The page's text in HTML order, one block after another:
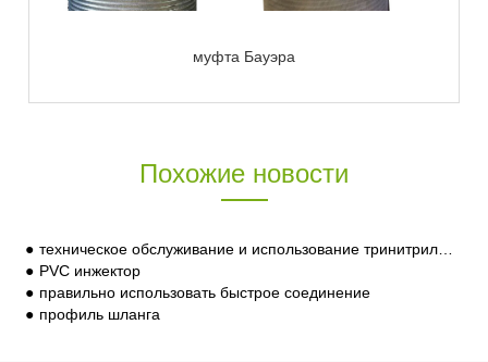
муфта Бауэра
Похожие новости
техническое обслуживание и использование тринитрильных шлангов
PVC инжектор
правильно использовать быстрое соединение
профиль шланга